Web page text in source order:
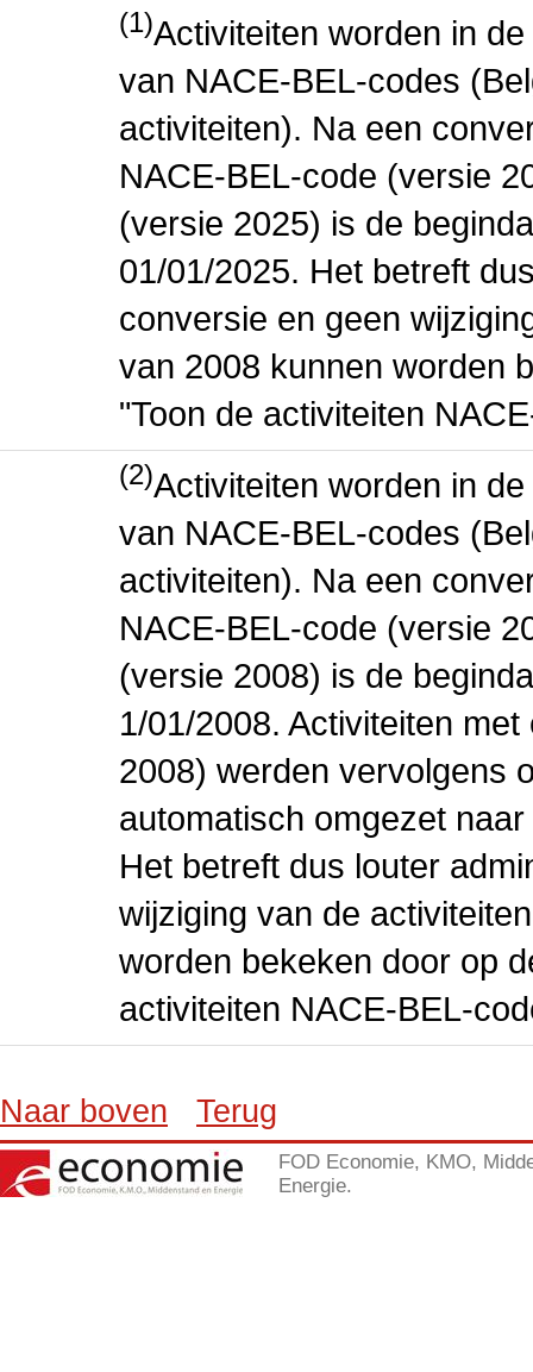
(1)Activiteiten worden in
van NACE-BEL-codes
activiteiten). Na een
NACE-BEL-code (versie
(versie 2025) is de
01/01/2025. Het betreft
conversie en geen
van 2008 kunnen worden
"Toon de activiteiten
(2)Activiteiten worden in
van NACE-BEL-codes
activiteiten). Na een
NACE-BEL-code (versie
(versie 2008) is de
1/01/2008. Activiteiten
2008) werden vervolgens
automatisch omgezet
Het betreft dus louter
wijziging van de
worden bekeken door op
activiteiten NACE-BEL-
Naar boven Terug
FOD Economie, KMO,
Energie.